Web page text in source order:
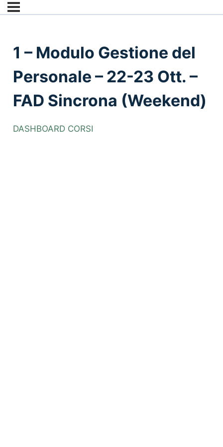
1 – Modulo Gestione del
Personale – 22-23 Ott. –
FAD Sincrona (Weekend)
DASHBOARD CORSI